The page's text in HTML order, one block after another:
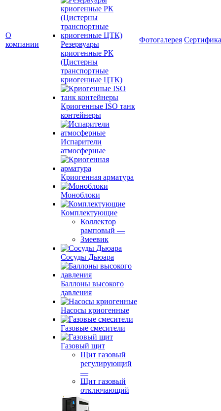
О
компании
Резервуары
криогенные РК
(Цистерны
транспортные
криогенные ЦТК)
Криогенные ISO танк
контейнеры
Испарители
атмосферные
Криогенная арматура
Моноблоки
Комплектующие
Коллектор
рамповый —
Змеевик
Сосуды Дьюара
Баллоны высокого
давления
Насосы криогенные
Газовые смесители
Газовый щит
Щит газовый
регулирующий
—
Щит газовый
отключающий
Фотогалерея